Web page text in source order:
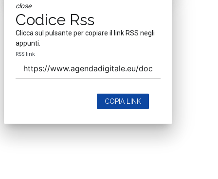
close
Codice Rss
Clicca sul pulsante per copiare il link RSS negli
appunti.
RSS link
COPIA LINK